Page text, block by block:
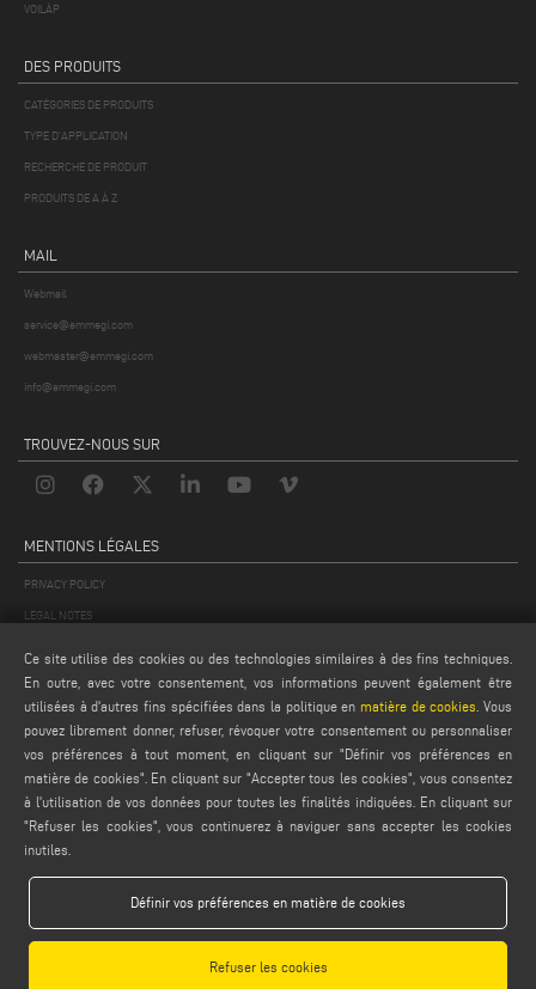
VOILÀP
DES PRODUITS
CATÉGORIES DE PRODUITS
TYPE D'APPLICATION
RECHERCHE DE PRODUIT
PRODUITS DE A À Z
MAIL
Webmail
service@emmegi.com
webmaster@emmegi.com
info@emmegi.com
TROUVEZ-NOUS SUR
MENTIONS LÉGALES
PRIVACY POLICY
LEGAL NOTES
CONDITIONS GÉNÉRALES DE VENTE
CONDITIONS GÉNÉRALES DE DISTRIBUTION
PARAMÈTRES DES COOKIES
Emmegi S.p.a. - Via Archimede, 10 - 41019 - Limidi di Soliera (MO) - ITALY -
tel +39 059 895411- P.Iva/C.Fisc 01978870366
Capitale Sociale € 2.080.000,00 i.v. - Nr. Identificazione I.V.A. IT 01978870366 - R.I.
Ce site utilise des cookies ou des technologies similaires à des fins techniques.
En outre, avec votre consentement, vos informations peuvent également être
utilisées à d'autres fins spécifiées dans la politique en matière de cookies . Vous
pouvez librement donner, refuser, révoquer votre consentement ou personnaliser
vos préférences à tout moment, en cliquant sur "Définir vos préférences en
matière de cookies". En cliquant sur "Accepter tous les cookies", vous consentez
à l'utilisation de vos données pour toutes les finalités indiquées. En cliquant sur
"Refuser les cookies", vous continuerez à naviguer sans accepter les cookies
inutiles.
Définir vos préférences en matière de cookies
Refuser les cookies